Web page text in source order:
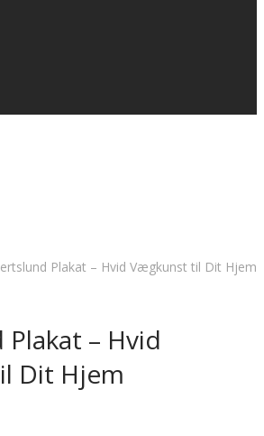
Plakat – Hvid Vægkunst til Dit Hjem
– Hvid
Dit Hjem